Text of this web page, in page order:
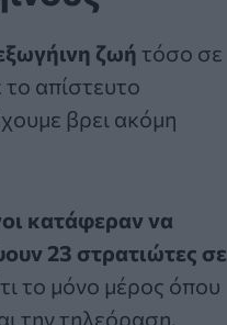
ζωή τόσο σε
απίστευτο
βρει ακόμη
κατάφεραν να
23 στρατιώτες σε
το μόνο μέρος όπου
την τηλεόραση.